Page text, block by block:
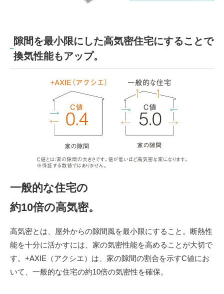
隙間を最小限にした高気密住宅にすることで
換気性能もアップ。
一般的な住宅の
約10倍の高気密。
高気密とは、屋外からの隙間風を最小限にすること。断熱性
能を十分に活かすには、家の気密性能を高めることが大切で
す。+AXIE（アクシエ）は、家の隙間の割合を示すC値にお
いて、一般的な住宅の約10倍の気密性を確保。